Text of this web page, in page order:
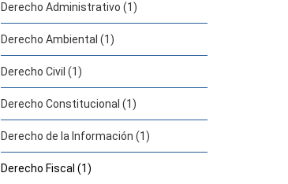
Derecho Administrativo (1)
Derecho Ambiental (1)
Derecho Civil (1)
Derecho Constitucional (1)
Derecho de la Información (1)
Derecho Fiscal (1)